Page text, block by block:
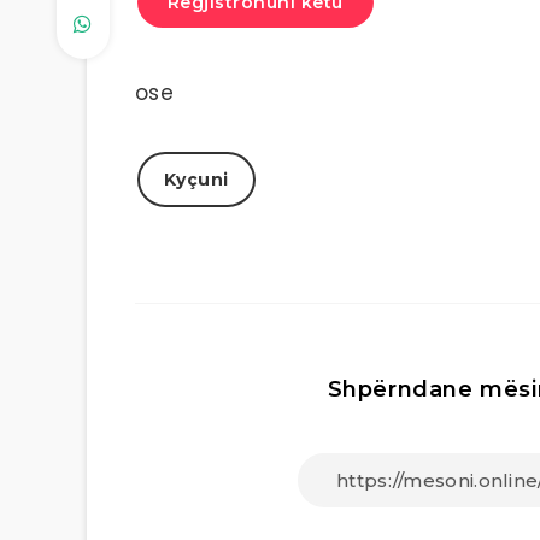
ose
Kyçuni
Shpërndane